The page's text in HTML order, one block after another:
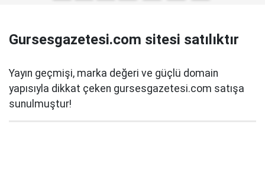
Gursesgazetesi.com sitesi satılıktır
Yayın geçmişi, marka değeri ve güçlü domain
yapısıyla dikkat çeken gursesgazetesi.com satışa
sunulmuştur!